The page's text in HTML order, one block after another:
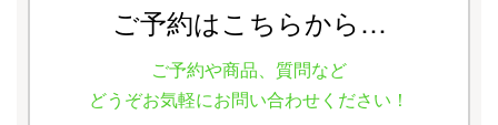
ご予約はこちらから…
ご予約や商品、質問など
どうぞお気軽にお問い合わせください！